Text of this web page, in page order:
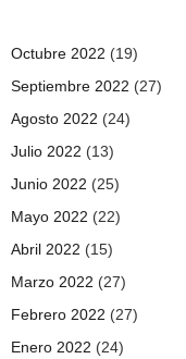
Octubre 2022 (19)
Septiembre 2022 (27)
Agosto 2022 (24)
Julio 2022 (13)
Junio 2022 (25)
Mayo 2022 (22)
Abril 2022 (15)
Marzo 2022 (27)
Febrero 2022 (27)
Enero 2022 (24)